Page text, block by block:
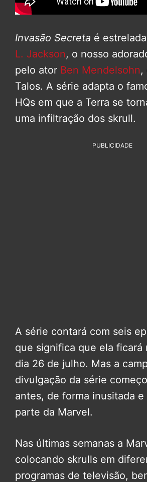
Invasão Secreta é
L. Jackson, o nosso
pelo ator Ben Mendelsohn,
Talos. A série adapta o
HQs em que a Terra se
uma infiltração dos skrull.
PUBLICIDADE
A série contará com seis
que significa que ela ficará
dia 26 de julho. Mas a
divulgação da série
antes, de forma inusitada
parte da Marvel.
Nas últimas semanas a
colocando skrulls em
programas de televisão,